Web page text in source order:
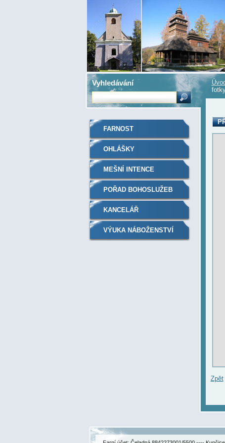
Zpět
FARNOST
OHLÁŠKY
MEŠNÍ INTENCE
POŘAD BOHOSLUŽEB
KANCELÁŘ
VÝUKA NÁBOŽENSTVÍ
Vyhledávání